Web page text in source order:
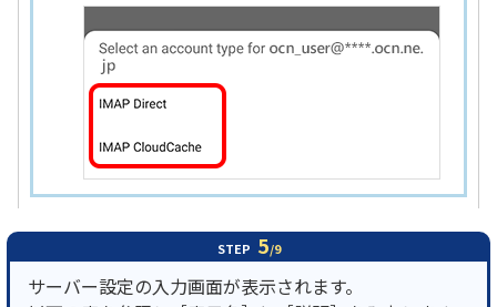
STEP 5/9
サーバー設定の入力画面が表示されます。